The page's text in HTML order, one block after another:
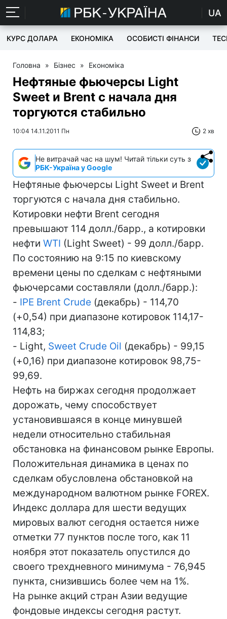
UA
КУРС ДОЛАРА ЕКОНОМІКА ОСОБИСТІ ФІНАНСИ
Головна » Бізнес » Економіка
Нефтяные фьючерсы Light
Sweet и Brent с начала дня
торгуются стабильно
10:04 14.11.2011 Пн 2 хв
Не витрачай час на шум! Читай тільки суть з
РБК-Україна у Google
Нефтяные фьючерсы Light Sweet и Brent
торгуются с начала дня стабильно.
Котировки нефти Brent сегодня
превышают 114 долл./барр., а котировки
нефти WTI (Light Sweet) - 99 долл./барр.
По состоянию на 9:15 по киевскому
времени цены по сделкам с нефтяными
фьючерсами составляли (долл./барр.):
- IPE Brent Crude (декабрь) - 114,70
(+0,54) при диапазоне котировок 114,17-
114,83;
- Light, Sweet Crude Oil (декабрь) - 99,15
(+0,16) при диапазоне котировок 98,75-
99,69.
Нефть на биржах сегодня продолжает
дорожать, чему способствует
установившаяся в конце минувшей
недели относительно стабильная
обстановка на финансовом рынке Европы.
Положительная динамика в ценах по
сделкам обусловлена обстановкой на
международном валютном рынке FOREX.
Индекс доллара для шести ведущих
мировых валют сегодня остается ниже
отметки 77 пунктов после того, как 11
ноября этот показатель опустился до
своего трехдневного минимума - 76,945
пункта, снизившись более чем на 1%.
На рынке акций стран Азии ведущие
фондовые индексы сегодня растут.